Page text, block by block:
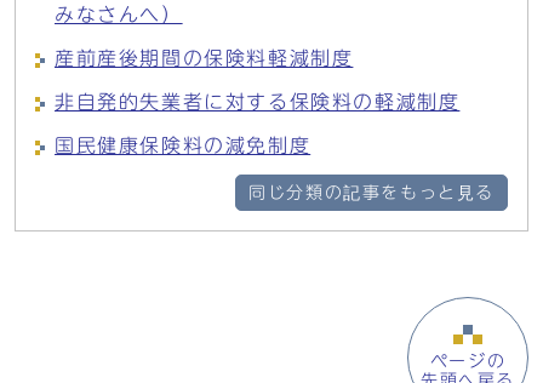
みなさんへ）
産前産後期間の保険料軽減制度
非自発的失業者に対する保険料の軽減制度
国民健康保険料の減免制度
同じ分類の記事をもっと見る
ページの